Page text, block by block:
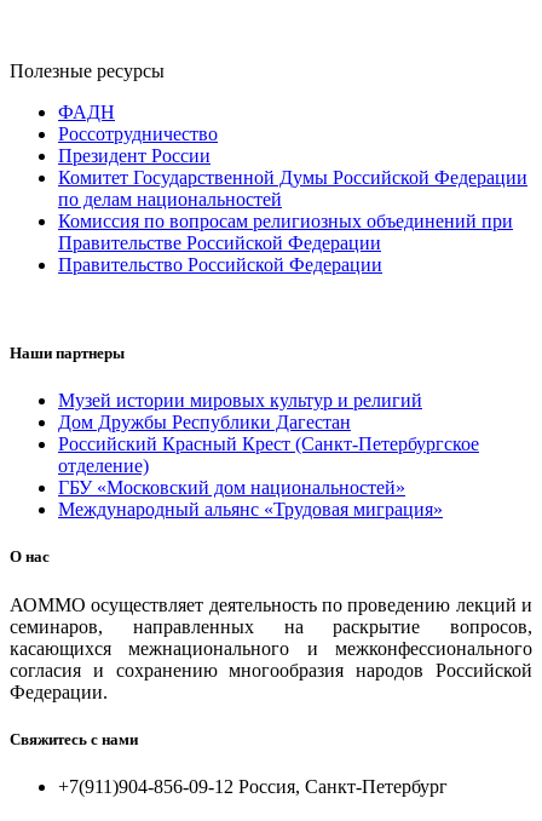
Полезные ресурсы
ФАДН
Россотрудничество
Президент России
Комитет Государственной Думы Российской Федерации
по делам национальностей
Комиссия по вопросам религиозных объединений при
Правительстве Российской Федерации
Правительство Российской Федерации
Наши партнеры
Музей истории мировых культур и религий
Дом Дружбы Республики Дагестан
Российский Красный Крест (Санкт-Петербургское
отделение)
ГБУ «Московский дом национальностей»
Международный альянс «Трудовая миграция»
О нас
АОММО осуществляет деятельность по проведению лекций и
семинаров, направленных на раскрытие вопросов,
касающихся межнационального и межконфессионального
согласия и сохранению многообразия народов Российской
Федерации.
Свяжитесь с нами
+7(911)904-856-09-12 Россия, Санкт-Петербург